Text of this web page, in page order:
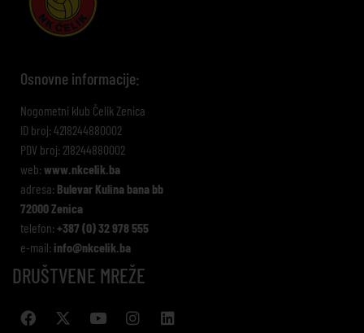
Osnovne informacije:
Nogometni klub Čelik Zenica
ID broj: 4218244880002
PDV broj: 218244880002
web: www.nkcelik.ba
adresa: Bulevar Kulina bana bb
72000 Zenica
telefon: +387 (0) 32 978 555
e-mail: info@nkcelik.ba
DRUŠTVENE MREŽE